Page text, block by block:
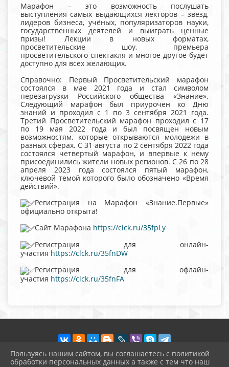
Марафон – это возможность послушать
выступления самых выдающихся лекторов – звёзд,
лидеров бизнеса, учёных, популяризаторов науки,
государственных деятелей и выиграть ценные
призы! Лекции в новых форматах,
просветительские шоу, премьера
просветительского спектакля и многое другое будет
доступно для всех желающих.
Справочно: Первый Просветительский марафон
состоялся в мае 2021 года и стал символом
перезагрузки Российского общества «Знание».
Следующий марафон был приурочен ко Дню
знаний и проходил с 1 по 3 сентября 2021 года.
Третий Просветительский марафон проходил с 17
по 19 мая 2022 года и был посвящен новым
возможностям, которые открываются молодежи в
разных сферах. С 31 августа по 2 сентября 2022 года
состоялся четвертый марафон, и впервые к нему
присоединились жители новых регионов. С 26 по 28
апреля 2023 года состоялся пятый марафон,
ключевой темой которого было обозначено «Время
действий».
Регистрация на Марафон «Знание.Первые»
официально открыта!
Сайт Марафона https://clck.ru/35fpLy
Регистрация для онлайн-
участия https://clck.ru/35fnDW
Регистрация для офлайн-
участия https://clck.ru/35fnFA
Пользуясь нашим сайтом, вы соглашаетесь с политикой
обработки персональных данных а также с тем что наш